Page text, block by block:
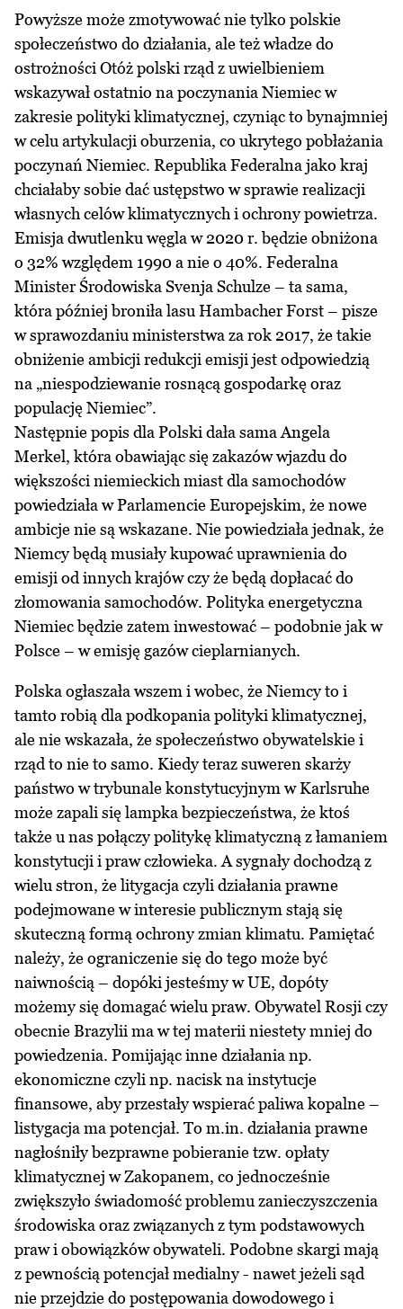
Powyższe może zmotywować nie tylko polskie
społeczeństwo do działania, ale też władze do
ostrożności Otóż polski rząd z uwielbieniem
wskazywał ostatnio na poczynania Niemiec w
zakresie polityki klimatycznej, czyniąc to bynajmniej
w celu artykulacji oburzenia, co ukrytego pobłażania
poczynań Niemiec. Republika Federalna jako kraj
chciałaby sobie dać ustępstwo w sprawie realizacji
własnych celów klimatycznych i ochrony powietrza.
Emisja dwutlenku węgla w 2020 r. będzie obniżona
o 32% względem 1990 a nie o 40%. Federalna
Minister Środowiska Svenja Schulze – ta sama,
która później broniła lasu Hambacher Forst – pisze
w sprawozdaniu ministerstwa za rok 2017, że takie
obniżenie ambicji redukcji emisji jest odpowiedzią
na „niespodziewanie rosnącą gospodarkę oraz
populację Niemiec”.
Następnie popis dla Polski dała sama Angela
Merkel, która obawiając się zakazów wjazdu do
większości niemieckich miast dla samochodów
powiedziała w Parlamencie Europejskim, że nowe
ambicje nie są wskazane. Nie powiedziała jednak, że
Niemcy będą musiały kupować uprawnienia do
emisji od innych krajów czy że będą dopłacać do
złomowania samochodów. Polityka energetyczna
Niemiec będzie zatem inwestować – podobnie jak w
Polsce – w emisję gazów cieplarnianych.
Polska ogłaszała wszem i wobec, że Niemcy to i
tamto robią dla podkopania polityki klimatycznej,
ale nie wskazała, że społeczeństwo obywatelskie i
rząd to nie to samo. Kiedy teraz suweren skarży
państwo w trybunale konstytucyjnym w Karlsruhe
może zapali się lampka bezpieczeństwa, że ktoś
także u nas połączy politykę klimatyczną z łamaniem
konstytucji i praw człowieka. A sygnały dochodzą z
wielu stron, że litygacja czyli działania prawne
podejmowane w interesie publicznym stają się
skuteczną formą ochrony zmian klimatu. Pamiętać
należy, że ograniczenie się do tego może być
naiwnością – dopóki jesteśmy w UE, dopóty
możemy się domagać wielu praw. Obywatel Rosji czy
obecnie Brazylii ma w tej materii niestety mniej do
powiedzenia. Pomijając inne działania np.
ekonomiczne czyli np. nacisk na instytucje
finansowe, aby przestały wspierać paliwa kopalne –
listygacja ma potencjał. To m.in. działania prawne
nagłośniły bezprawne pobieranie tzw. opłaty
klimatycznej w Zakopanem, co jednocześnie
zwiększyło świadomość problemu zanieczyszczenia
środowiska oraz związanych z tym podstawowych
praw i obowiązków obywateli. Podobne skargi mają
z pewnością potencjał medialny - nawet jeżeli sąd
nie przejdzie do postępowania dowodowego i